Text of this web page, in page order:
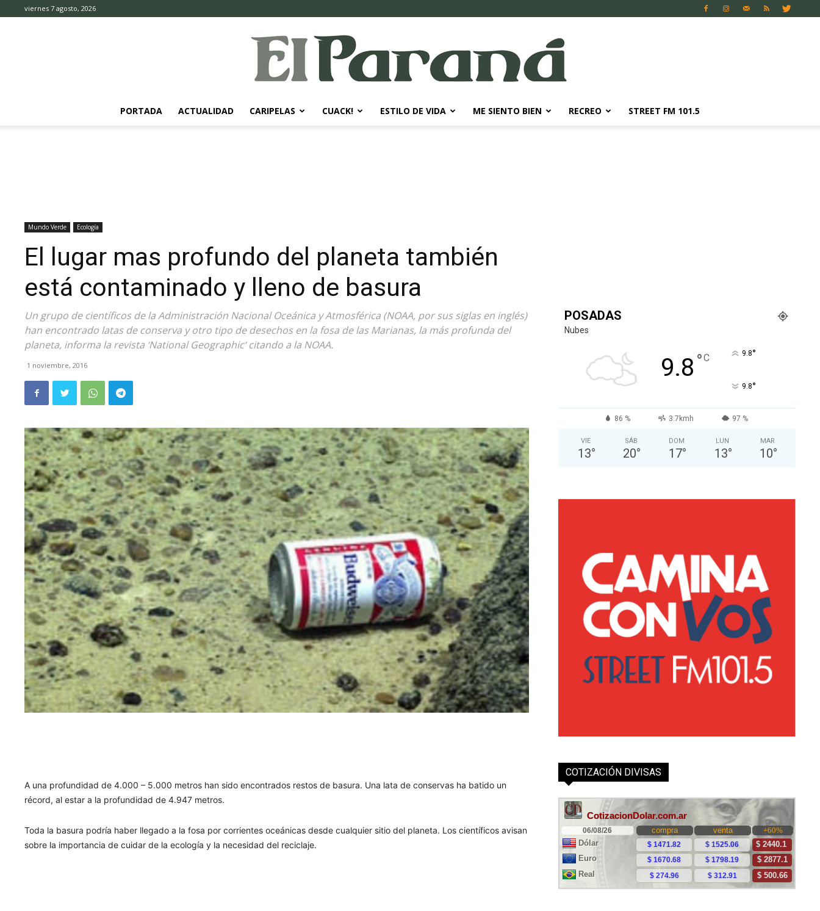
viernes 7 agosto, 2026
Diario
PORTADA ACTUALIDAD CARIPELAS CUACK! ESTILO DE VIDA ME SIENTO BIEN RECREO STREET FM 101.5
Mundo Verde Ecología
El lugar mas profundo del planeta también
está contaminado y lleno de basura
Un grupo de científicos de la Administración Nacional Oceánica y Atmosférica (NOAA, por sus siglas en inglés)
han encontrado latas de conserva y otro tipo de desechos en la fosa de las Marianas, la más profunda del
planeta, informa la revista ‘National Geographic‘ citando a la NOAA.
1 noviembre, 2016
A una profundidad de 4.000 – 5.000 metros han sido encontrados restos de basura. Una lata de conservas ha batido un
récord, al estar a la profundidad de 4.947 metros.
Toda la basura podría haber llegado a la fosa por corrientes oceánicas desde cualquier sitio del planeta. Los científicos avisan
sobre la importancia de cuidar de la ecología y la necesidad del reciclaje.
POSADAS
Nubes
9.8 °C 9.8°
9.8°
86 % 3.7kmh 97 %
VIE
13°
SÁB
20°
DOM
17°
LUN
13°
MAR
10°
COTIZACIÓN DIVISAS